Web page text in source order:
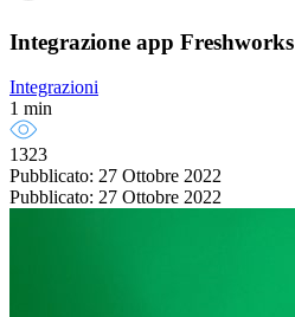
Integrazione app Freshworks
Integrazioni
1 min
1323
Pubblicato: 27 Ottobre 2022
Pubblicato: 27 Ottobre 2022